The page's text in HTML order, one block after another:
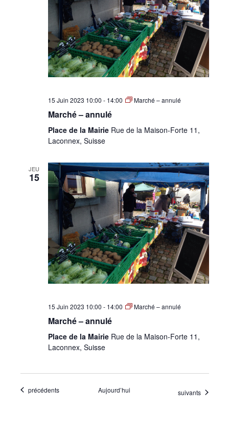
15 Juin 2023 10:00 - 14:00 Marché – annulé
Marché – annulé
Place de la Mairie Rue de la Maison-Forte 11,
Laconnex, Suisse
JEU
15
15 Juin 2023 10:00 - 14:00 Marché – annulé
Marché – annulé
Place de la Mairie Rue de la Maison-Forte 11,
Laconnex, Suisse
Évènements
précédents Aujourd’hui Évènements
suivants